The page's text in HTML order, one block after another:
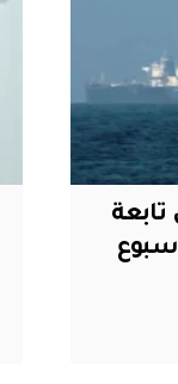
3 سفن تابعة